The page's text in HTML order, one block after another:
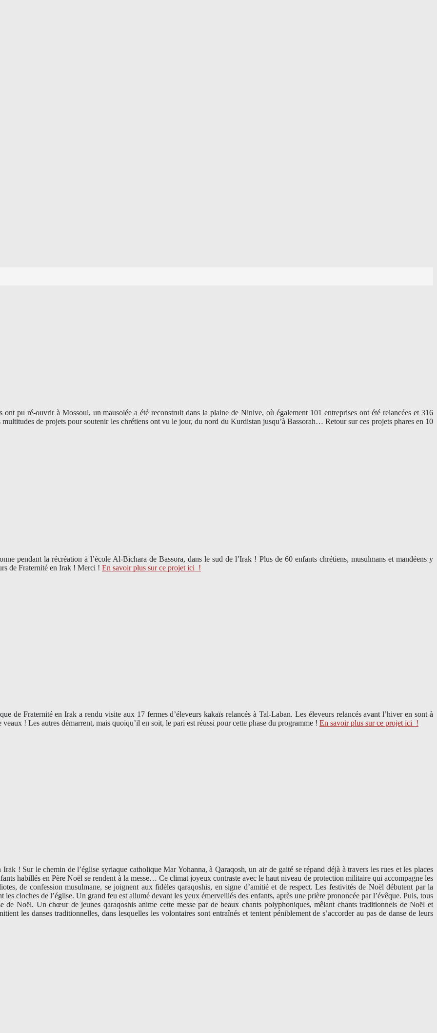
pu ré-ouvrir à Mossoul, un mausolée a été reconstruit dans la plaine de Ninive, où également 101 entreprises ont été relancées et 316
de projets pour soutenir les chrétiens ont vu le jour, du nord du Kurdistan jusqu’à Bassorah… Retour sur ces projets phares en 10
pendant la récréation à l’école Al-Bichara de Bassora, dans le sud de l’Irak ! Plus de 60 enfants chrétiens, musulmans et mandéens y
de Fraternité en Irak ! Merci ! En savoir plus sur ce projet ici !
de Fraternité en Irak a rendu visite aux 17 fermes d’éleveurs kakaïs relancés à Tal-Laban. Les éleveurs relancés avant l’hiver en sont à
! Les autres démarrent, mais quoiqu’il en soit, le pari est réussi pour cette phase du programme ! En savoir plus sur ce projet ici !
! Sur le chemin de l’église syriaque catholique Mar Yohanna, à Qaraqosh, un air de gaité se répand déjà à travers les rues et les places
habillés en Père Noël se rendent à la messe… Ce climat joyeux contraste avec le haut niveau de protection militaire qui accompagne les
de confession musulmane, se joignent aux fidèles qaraqoshis, en signe d’amitié et de respect. Les festivités de Noël débutent par la
cloches de l’église. Un grand feu est allumé devant les yeux émerveillés des enfants, après une prière prononcée par l’évêque. Puis, tous
de Noël. Un chœur de jeunes qaraqoshis anime cette messe par de beaux chants polyphoniques, mêlant chants traditionnels de Noël et
les danses traditionnelles, dans lesquelles les volontaires sont entraînés et tentent péniblement de s’accorder au pas de danse de leurs